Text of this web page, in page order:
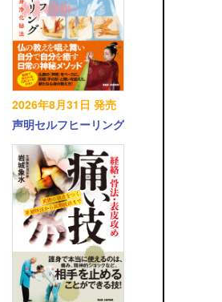
2026年8月31日 発売
声明セルフヒーリング